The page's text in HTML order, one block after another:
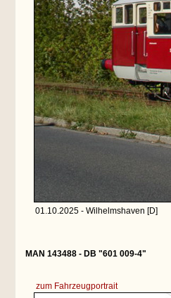
01.10.2025 - Wilhelmshaven [D]
MAN 143488 - DB "601 009-4"
zum Fahrzeugportrait